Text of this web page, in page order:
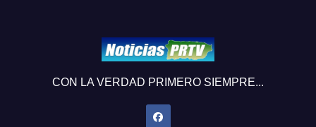
CON LA VERDAD PRIMERO SIEMPRE...